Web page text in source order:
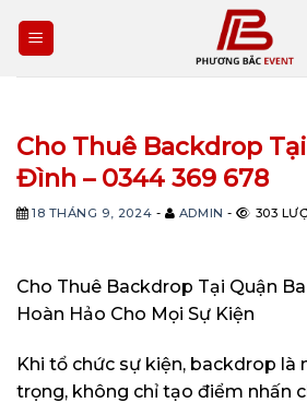
Cho Thuê Backdrop
Đình – 0344 369 678
18 THÁNG 9, 2024 - ADMIN - 303
Cho Thuê Backdrop Tại Quận
Hoàn Hảo Cho Mọi Sự Kiện
Khi tổ chức sự kiện, backdrop là
trọng, không chỉ tạo điểm nhấn